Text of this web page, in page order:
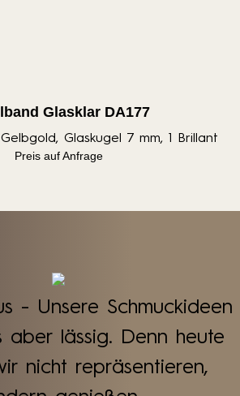
Glasklar DA177
Glaskugel 7 mm, 1 Brillant
Preis auf Anfrage
- Unsere Schmuckideen
aber lässig. Denn heute
nicht repräsentieren,